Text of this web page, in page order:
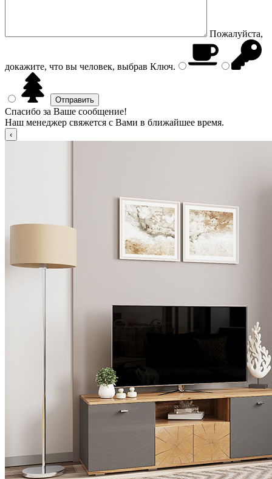
Пожалуйста,
докажите, что вы человек, выбрав Ключ.
Спасибо за Ваше сообщение!
Наш менеджер свяжется с Вами в ближайшее время.